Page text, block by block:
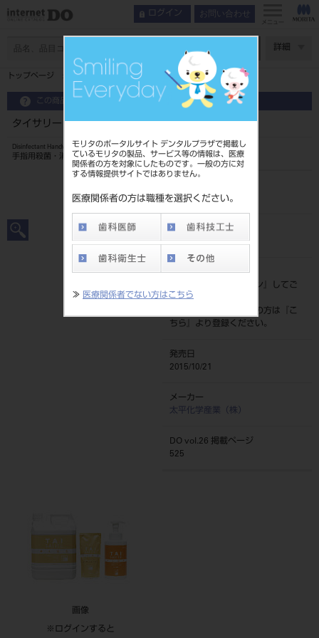
モリタのポータルサイト デンタルプラザで掲載し
ているモリタの製品、サービス等の情報は、医療
関係者の方を対象にしたものです。一般の方に対
する情報提供サイトではありません。
医療関係者の方は職種を選択ください。
≫ 医療関係者でない方はこちら
ログイン お問い合わせ
メニュー
詳細
トップページ タイサリートプラス 詰替用パウチ 480mL×4
この商品に関するお問い合わせ
タイサリートプラス 詰替用パウチ 480mL×4
Disinfectant Handwash Solution
手指用殺菌・消毒剤
207370007
JAN/EANコード
標準価格
ログイン
』してご
覧ください。
ネット会員登録がまだの方は『
こ
ちら
』より登録ください。
発売日
2015/10/21
メーカー
太平化学産業（株）
DO vol.26 掲載ページ
525
画像
※ログインすると